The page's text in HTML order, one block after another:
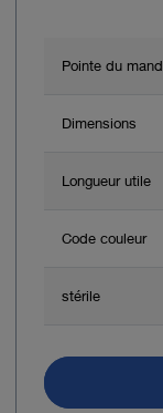
Pointe du
Dimensions
Longueur utile
Code couleur
stérile